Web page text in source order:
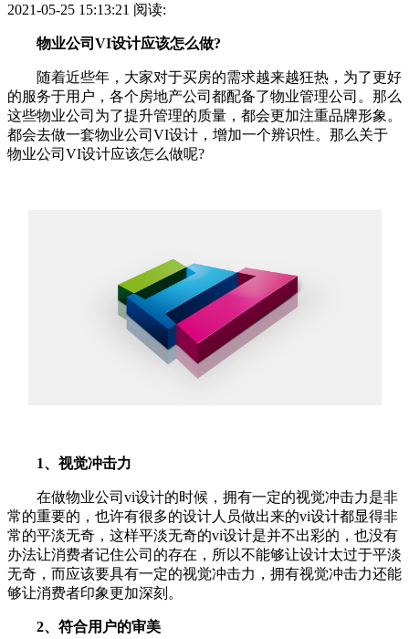
2021-05-25 15:13:21 阅读:
物业公司VI设计应该怎么做?
随着近些年，大家对于买房的需求越来越狂热，为了更好
的服务于用户，各个房地产公司都配备了物业管理公司。那么
这些物业公司为了提升管理的质量，都会更加注重品牌形象。
都会去做一套物业公司VI设计，增加一个辨识性。那么关于
物业公司VI设计应该怎么做呢?
1、视觉冲击力
在做物业公司vi设计的时候，拥有一定的视觉冲击力是非
常的重要的，也许有很多的设计人员做出来的vi设计都显得非
常的平淡无奇，这样平淡无奇的vi设计是并不出彩的，也没有
办法让消费者记住公司的存在，所以不能够让设计太过于平淡
无奇，而应该要具有一定的视觉冲击力，拥有视觉冲击力还能
够让消费者印象更加深刻。
2、符合用户的审美